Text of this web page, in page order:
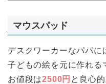
マウスパッド
デスクワーカーなパパに
子どもの絵を元に作れる
お値段は2500円 と良心的